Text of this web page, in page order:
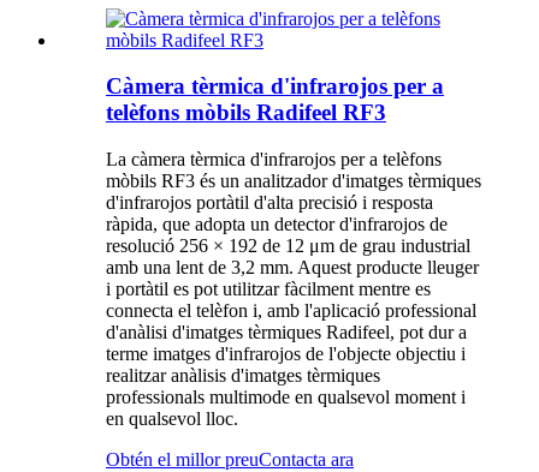
Càmera tèrmica d'infrarojos per a
telèfons mòbils Radifeel RF3
La càmera tèrmica d'infrarojos per a telèfons
mòbils RF3 és un analitzador d'imatges tèrmiques
d'infrarojos portàtil d'alta precisió i resposta
ràpida, que adopta un detector d'infrarojos de
resolució 256 × 192 de 12 μm de grau industrial
amb una lent de 3,2 mm. Aquest producte lleuger
i portàtil es pot utilitzar fàcilment mentre es
connecta el telèfon i, amb l'aplicació professional
d'anàlisi d'imatges tèrmiques Radifeel, pot dur a
terme imatges d'infrarojos de l'objecte objectiu i
realitzar anàlisis d'imatges tèrmiques
professionals multimode en qualsevol moment i
en qualsevol lloc.
Obtén el millor preuContacta ara